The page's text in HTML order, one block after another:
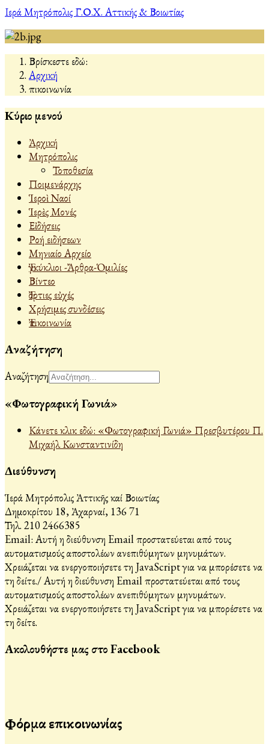
Ιερά Μητρόπολις Γ.Ο.Χ. Αττικής & Βοιωτίας
Βρίσκεστε εδώ:
Αρχική
Ἐπικοινωνία
Κύριο μενού
Ἀρχική
Μητρόπολις
Τοποθεσία
Ποιμενάρχης
Ἱεροὶ Ναοί
Ἱερὲς Μονές
Εἰδήσεις
Ροή ειδήσεων
Μηνιαίο Αρχείο
Ἐγκύκλιοι -Ἄρθρα-Ὁμιλίες
Βίντεο
Ἐόρτιες εὐχές
Χρήσιμες συνδέσεις
Ἐπικοινωνία
Αναζήτηση
Αναζήτηση
«Φωτογραφική Γωνιά»
Κάνετε κλικ εδώ: «Φωτογραφική Γωνιά» Πρεσβυτέρου Π.
Μιχαήλ Κωνσταντινίδη
Διεύθυνση
Ἱερά Μητρόπολις Ἀττικῆς καί Βοιωτίας
Δημοκρίτου 18, Ἀχαρναί, 136 71
Τηλ. 210 2466385
Email: Αυτή η διεύθυνση Email προστατεύεται από τους
αυτοματισμούς αποστολέων ανεπιθύμητων μηνυμάτων.
Χρειάζεται να ενεργοποιήσετε τη JavaScript για να μπορέσετε να
τη δείτε./Αυτή η διεύθυνση Email προστατεύεται από τους
αυτοματισμούς αποστολέων ανεπιθύμητων μηνυμάτων.
Χρειάζεται να ενεργοποιήσετε τη JavaScript για να μπορέσετε να
τη δείτε.
Ακολουθήστε μας στο Facebook
Φόρμα επικοινωνίας